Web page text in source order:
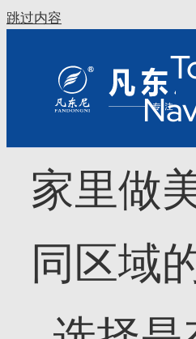
跳过内容
家里做
同区域